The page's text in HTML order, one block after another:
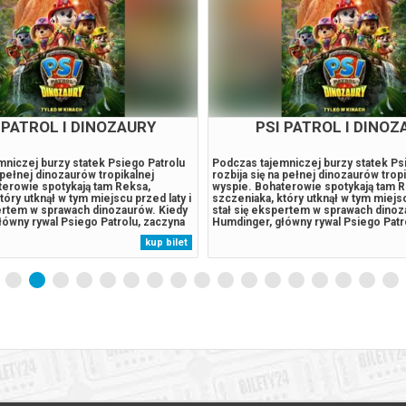
KOCHA ZWIERZAKI
dużo się dzieje. Spędza wakacje
wsi i sadzi swoje pierwsze drzewo,
w parku rusza z Misią na misję
odnaleźć psa sąsiada. Kiedy ich
Funio gorzej się czuje,
co w ich mocy, by poprawić mu
jednak na to, że czas odwiedzić
Emocji nie zabraknie również w
pomoże nowej...
kup bilet
KONIEC ULICY
Gdy kosmiczne zjawisko przenosi
podmiejskie osiedle w nieznane
Plattów jednoczy siły, aby przetrwać
rzeczywistości.******* Bezpieczne
Bilety24. W przypadku odwołania
gwarantujemy automatyczny zwrot
potwierdzony komunikatem